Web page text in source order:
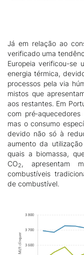
Já em relação ao
verificado uma
Europeia verificou-se
energia térmica,
processos pela via
mistos que
aos restantes. Em
com
mas o consumo
devido não só à
aumento da
quais a biomassa,
CO2, apresentam
combustíveis
de combustível.